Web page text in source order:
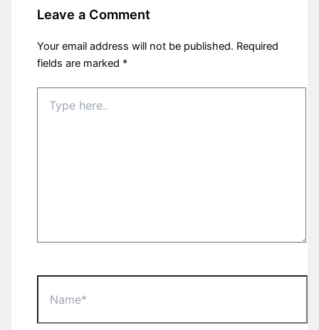
Leave a Comment
Your email address will not be published. Required
fields are marked *
here..